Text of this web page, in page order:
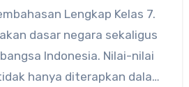
Lengkap Kelas 7.
dasar negara sekaligus
Indonesia. Nilai-nilai
hanya diterapkan dalam